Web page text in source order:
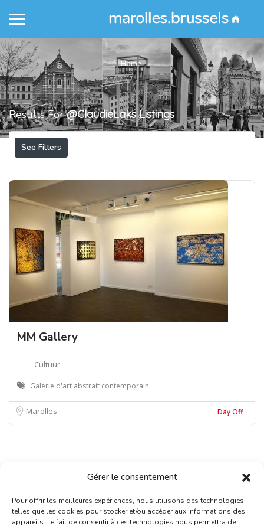
Gérer le consentement
Pour offrir les meilleures expériences, nous utilisons des technologies
telles que les cookies pour stocker et/ou accéder aux informations des
appareils. Le fait de consentir à ces technologies nous permettra de
Home
Results For@ClaudieLaks Listings
See Filters
MM Gallery
Cultuur
Galerie d'art abstrait contemporain.
Marolles Day Off